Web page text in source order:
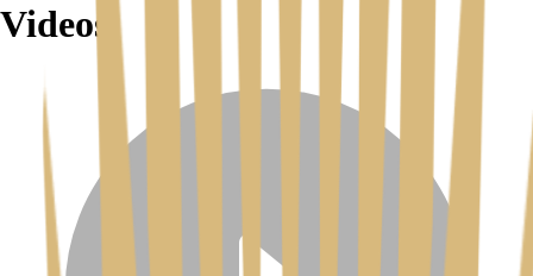
Videos